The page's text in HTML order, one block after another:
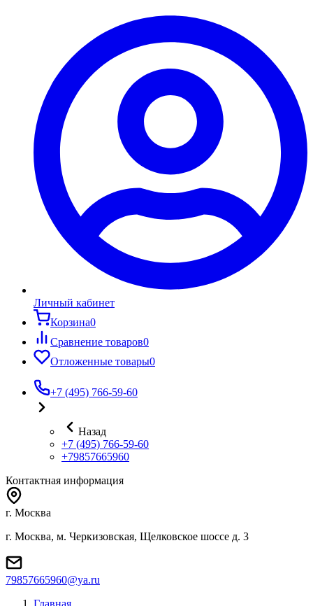
Личный кабинет
Корзина0
Сравнение товаров0
Отложенные товары0
+7 (495) 766-59-60
Назад
+7 (495) 766-59-60
+79857665960
Контактная информация
г. Москва
г. Москва, м. Черкизовская, Щелковское шоссе д. 3
79857665960@ya.ru